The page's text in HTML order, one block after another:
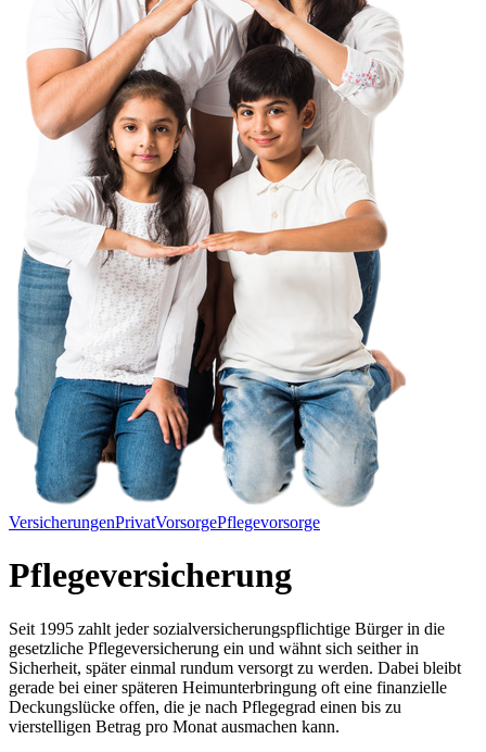
VersicherungenPrivatVorsorgePflegevorsorge
Pflegeversicherung
Seit 1995 zahlt jeder sozialversicherungspflichtige Bürger in die
gesetzliche Pflegeversicherung ein und wähnt sich seither in
Sicherheit, später einmal rundum versorgt zu werden. Dabei bleibt
gerade bei einer späteren Heimunterbringung oft eine finanzielle
Deckungslücke offen, die je nach Pflegegrad einen bis zu
vierstelligen Betrag pro Monat ausmachen kann.